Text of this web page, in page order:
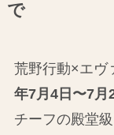
で
荒野行動×エヴ
年7月4日〜7月
チーフの殿堂